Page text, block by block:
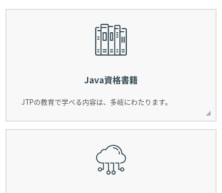
Java資格書籍
JTPの教育で学べる内容は、多岐にわたります。